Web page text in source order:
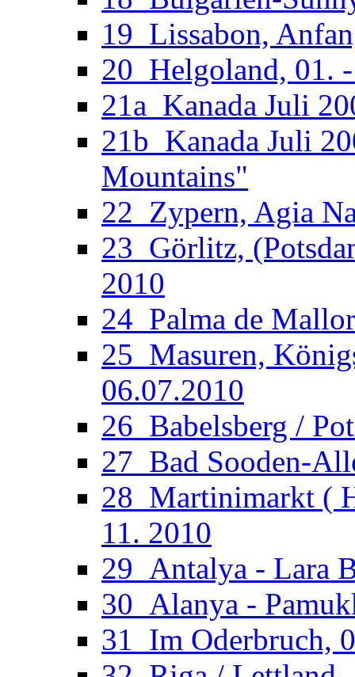
19_Lissabon,
20_Helgoland, 01.
21a_Kanada Juli
21b_Kanada Juli
Mountains"
22_Zypern, Agia
23_Görlitz,
2010
24_Palma de
25_Masuren,
06.07.2010
26_Babelsberg /
27_Bad Sooden-
28_Martinimarkt (
11. 2010
29_Antalya - Lara
30_Alanya -
31_Im Oderbruch,